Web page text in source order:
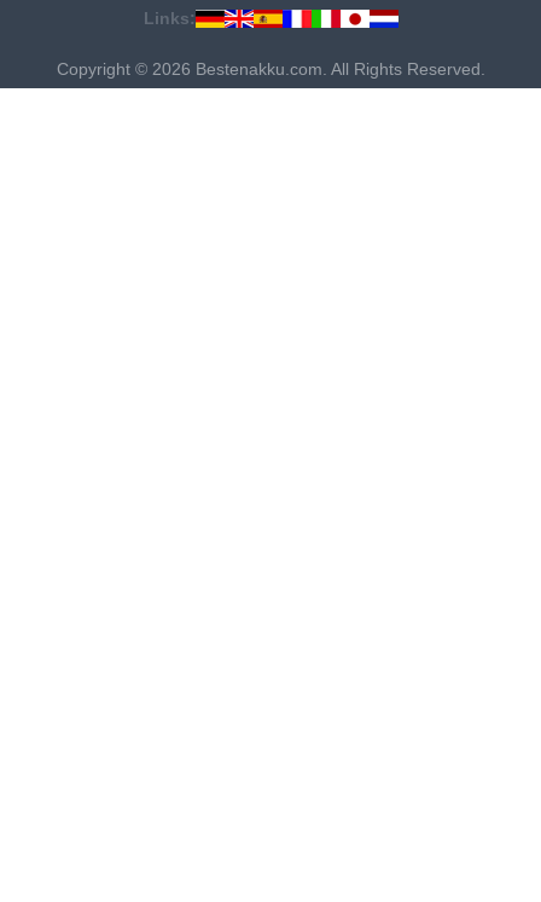
Links:
Copyright © 2026 Bestenakku.com. All Rights Reserved.